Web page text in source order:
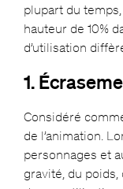
plupart du
hauteur de 10%
d’utilisation
1.
Considéré
de l’animation.
personnages et
gravité, du